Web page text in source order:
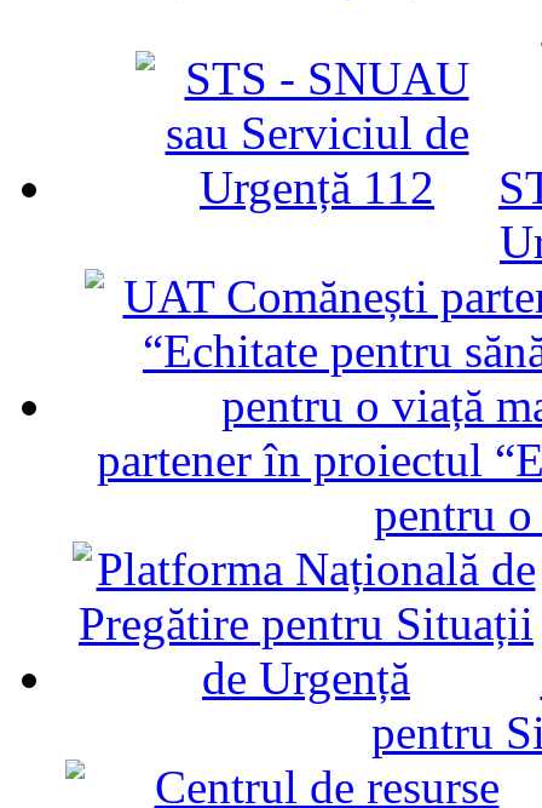
partener în proiectul
pentru
pentru